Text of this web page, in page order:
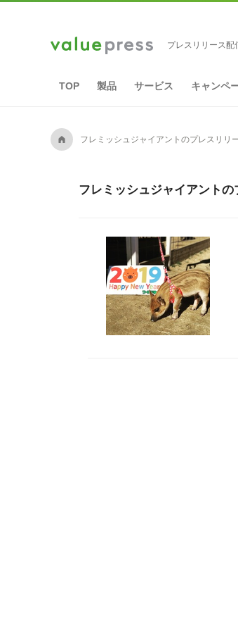
プレスリリース配
TOP 製品 サービス キャンペ
A フレミッシュジャイアントのプレスリリ
フレミッシュジャイアント